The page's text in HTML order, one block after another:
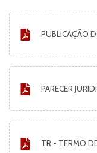
PUBLICAÇÃO
PARECER
TR - TERMO